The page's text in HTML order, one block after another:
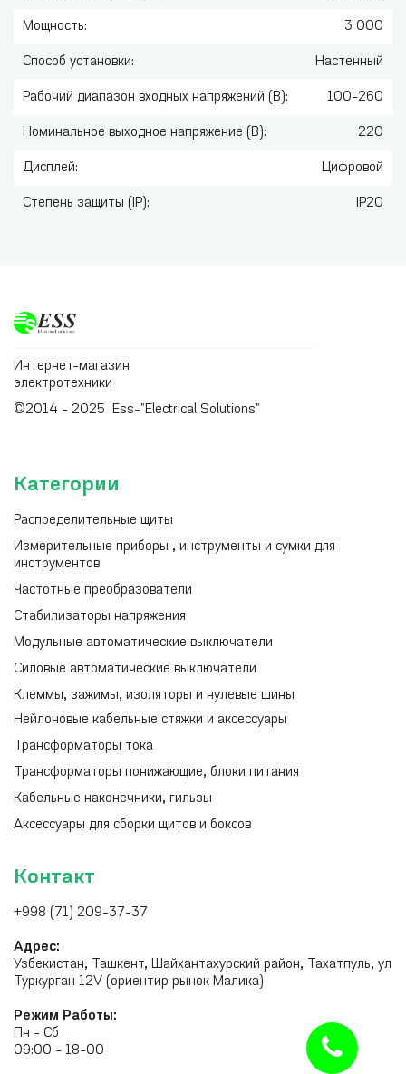
Мощность: 3 000
Способ установки: Настенный
Рабочий диапазон входных напряжений (В): 100-260
Номинальное выходное напряжение (В): 220
Дисплей: Цифровой
Степень защиты (IP): IP20
Интернет-магазин
электротехники
©2014 - 2025 Ess-"Electrical Solutions"
Категории
Распределительные щиты
Измерительные приборы , инструменты и сумки для
инструментов
Частотные преобразователи
Стабилизаторы напряжения
Модульные автоматические выключатели
Силовые автоматические выключатели
Клеммы, зажимы, изоляторы и нулевые шины
Нейлоновые кабельные стяжки и аксессуары
Трансформаторы тока
Трансформаторы понижающие, блоки питания
Кабельные наконечники, гильзы
Аксессуары для сборки щитов и боксов
Контакт
+998 (71) 209-37-37
Адрес:
Узбекистан, Ташкент, Шайхантахурский район, Тахатпуль, ул
Туркурган 12V (ориентир рынок Малика)
Режим Работы:
Пн - Сб
09:00 - 18-00